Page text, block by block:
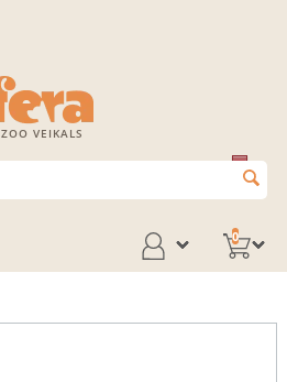
ZOO VEIKALS
0